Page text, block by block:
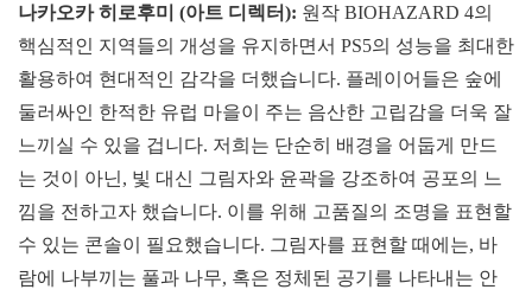
나카오카 히로후미 (아트 디렉터): 원작 BIOHAZARD 4의
핵심적인 지역들의 개성을 유지하면서 PS5의 성능을 최대한
활용하여 현대적인 감각을 더했습니다. 플레이어들은 숲에
둘러싸인 한적한 유럽 마을이 주는 음산한 고립감을 더욱 잘
느끼실 수 있을 겁니다. 저희는 단순히 배경을 어둡게 만드
는 것이 아닌, 빛 대신 그림자와 윤곽을 강조하여 공포의 느
낌을 전하고자 했습니다. 이를 위해 고품질의 조명을 표현할
수 있는 콘솔이 필요했습니다. 그림자를 표현할 때에는, 바
람에 나부끼는 풀과 나무, 혹은 정체된 공기를 나타내는 안